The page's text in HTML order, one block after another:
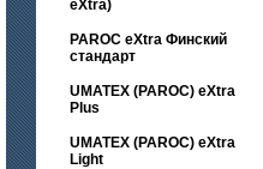
eXtra)
PAROC eXtra Финский
стандарт
UMATEX (PAROC) eXtra
Plus
UMATEX (PAROC) eXtra
Light